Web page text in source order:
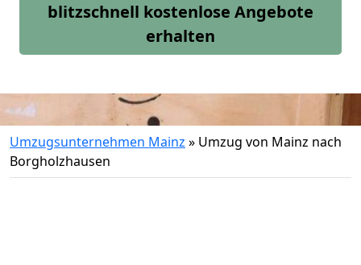
blitzschnell kostenlose Angebote
erhalten
Umzugsunternehmen Mainz » Umzug von Mainz nach
Borgholzhausen